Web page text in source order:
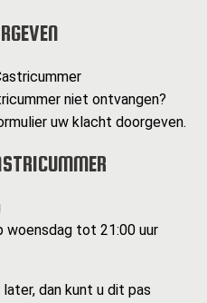
niet ontvangen?
uw klacht doorgeven.
woensdag tot 21:00 uur
dan kunt u dit pas